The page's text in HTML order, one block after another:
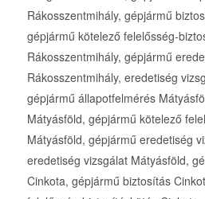
Rákosszentmihály, gépjármű
gépjármű kötelező felelősség-
Rákosszentmihály, gépjármű
Rákosszentmihály, eredetiség
gépjármű állapotfelmérés
Mátyásföld, gépjármű kötelező
Mátyásföld, gépjármű eredetiség
eredetiség vizsgálat Mátyásföld,
Cinkota, gépjármű biztosítás